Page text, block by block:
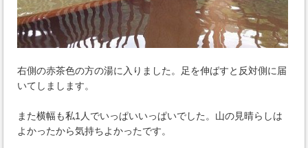
右側の赤茶色の方の湯に入りました。足を伸ばすと反対側に届
いてしまします。
また横幅も私1人でいっぱいいっぱいでした。山の見晴らしは
よかったから気持ちよかったです。